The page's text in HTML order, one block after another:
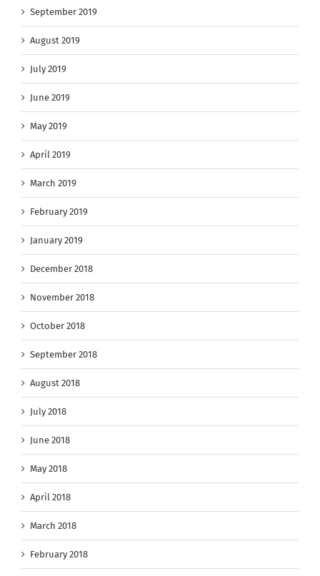
September 2019
August 2019
July 2019
June 2019
May 2019
April 2019
March 2019
February 2019
January 2019
December 2018
November 2018
October 2018
September 2018
August 2018
July 2018
June 2018
May 2018
April 2018
March 2018
February 2018